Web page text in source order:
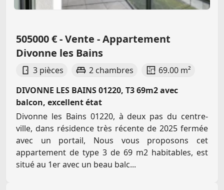
505000 € - Vente - Appartement
Divonne les Bains
3 pièces 2 chambres
69.00 m²
DIVONNE LES BAINS 01220, T3 69m2 avec
balcon, excellent état
Divonne les Bains 01220, à deux pas du centre-
ville, dans résidence très récente de 2025 fermée
avec un portail, Nous vous proposons cet
appartement de type 3 de 69 m2 habitables, est
situé au 1er avec un beau balc...